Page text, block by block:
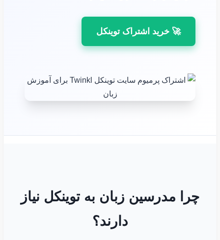
🚀 خرید اشتراک توینکل
چرا مدرسین زبان به توینکل نیاز
دارند؟